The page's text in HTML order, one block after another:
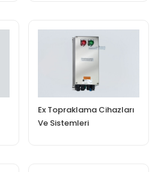
Ex Topraklama Cihazları
Ve Sistemleri